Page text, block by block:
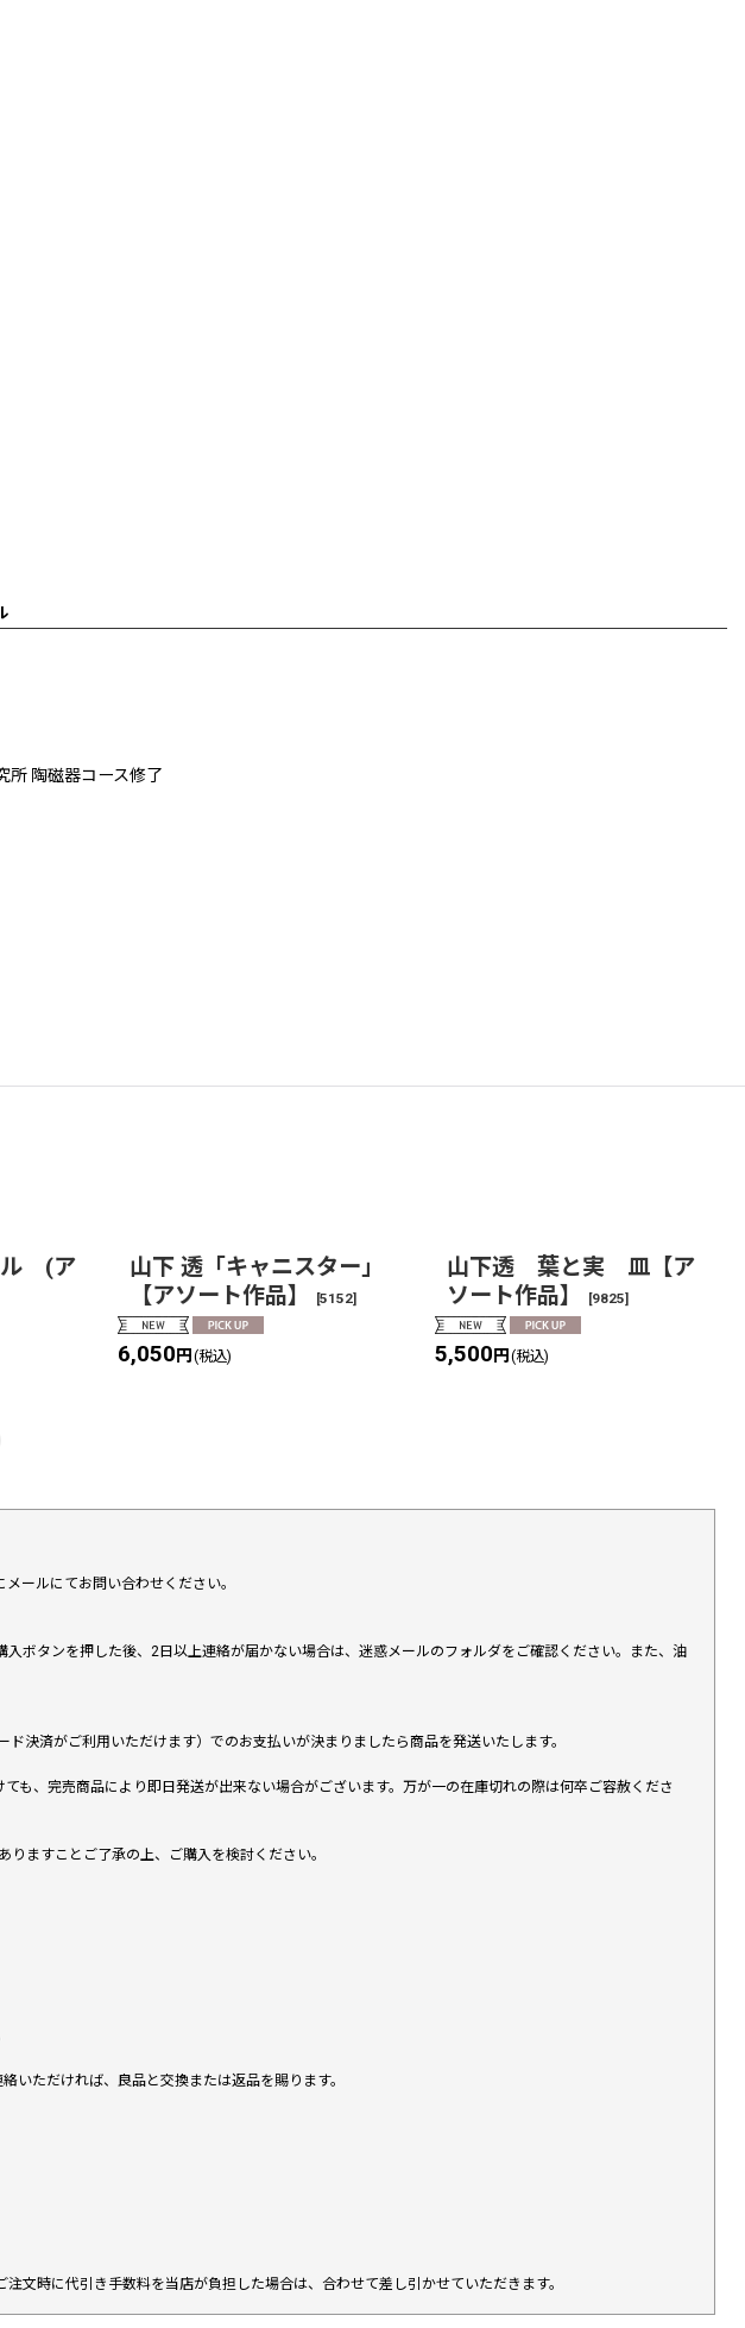
所 陶磁器コース修了
ル (ア
山下 透「キャニスター」
【アソート作品】
[5152]
6,050円 (税込)
山下透 葉と実 皿【ア
ソート作品】
[9825]
5,500円 (税込)
ールにてお問い合わせください。
ボタンを押した後、2日以上連絡が届かない場合は、迷惑メールのフォルダをご確認ください。また、油
決済がご利用いただけます）でのお支払いが決まりましたら商品を発送いたします。
、完売商品により即日発送が出来ない場合がございます。万が一の在庫切れの際は何卒ご容赦くださ
ますことご了承の上、ご購入を検討ください。
いただければ、良品と交換または返品を賜ります。
時に代引き手数料を当店が負担した場合は、合わせて差し引かせていただきます。